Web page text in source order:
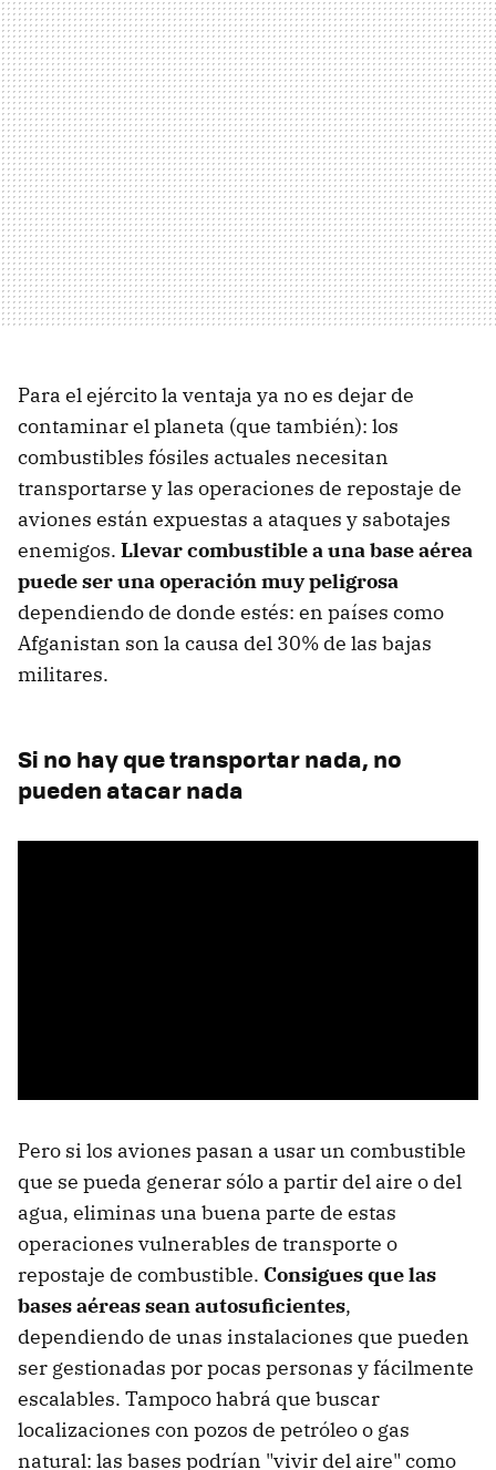
Para el ejército la ventaja ya no es dejar de
contaminar el planeta (que también): los
combustibles fósiles actuales necesitan
transportarse y las operaciones de repostaje de
aviones están expuestas a ataques y sabotajes
enemigos. Llevar combustible a una base aérea
puede ser una operación muy peligrosa
dependiendo de donde estés: en países como
Afganistan son la causa del 30% de las bajas
militares.
Si no hay que transportar nada, no
pueden atacar nada
Pero si los aviones pasan a usar un combustible
que se pueda generar sólo a partir del aire o del
agua, eliminas una buena parte de estas
operaciones vulnerables de transporte o
repostaje de combustible. Consigues que las
bases aéreas sean autosuficientes,
dependiendo de unas instalaciones que pueden
ser gestionadas por pocas personas y fácilmente
escalables. Tampoco habrá que buscar
localizaciones con pozos de petróleo o gas
natural: las bases podrían "vivir del aire" como